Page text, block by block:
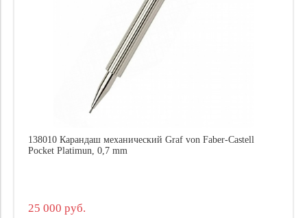
138010 Карандаш механический Graf von Faber-Castell
Pocket Platimun, 0,7 mm
25 000 руб.